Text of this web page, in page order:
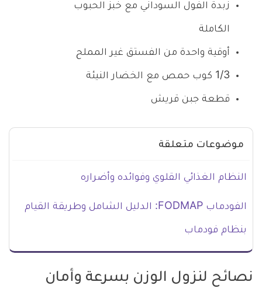
زبدة الفول السوداني مع خبز الحبوب
الكاملة
أوقية واحدة من الفستق غير المملح
1/3 كوب حمص مع الخضار النيئة
قطعة جبن قريش
موضوعات متعلقة
النظام الغذائي القلوي وفوائده وأضراره
الفودماب FODMAP: الدليل الشامل وطريقة القيام
بنظام فودماب
نصائح لنزول الوزن بسرعة وأمان